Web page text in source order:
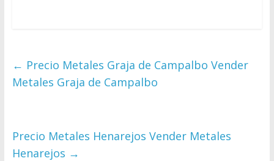
vender
Chatarra
← Precio Metales Graja de Campalbo Vender
Metales Graja de Campalbo
Precio Metales Henarejos Vender Metales
Henarejos →